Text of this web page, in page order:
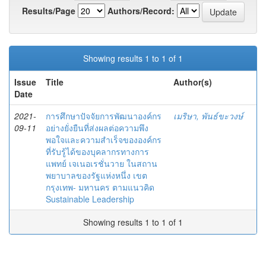
Results/Page
Authors/Record:
Showing results 1 to 1 of 1
Issue
Date
Title Author(s)
2021-
09-11
การศึกษาปัจจัยการพัฒนาองค์กร
อย่างยั่งยืนที่ส่งผลต่อความพึง
พอใจและความสำเร็จขององค์กร
ที่รับรู้ได้ของบุคลากรทางการ
แพทย์ เจเนอเรชั่นวาย ในสถาน
พยาบาลของรัฐแห่งหนึ่ง เขต
กรุงเทพ- มหานคร ตามแนวคิด
Sustainable Leadership
เมริษา, พันธ์ขะวงษ์
Showing results 1 to 1 of 1